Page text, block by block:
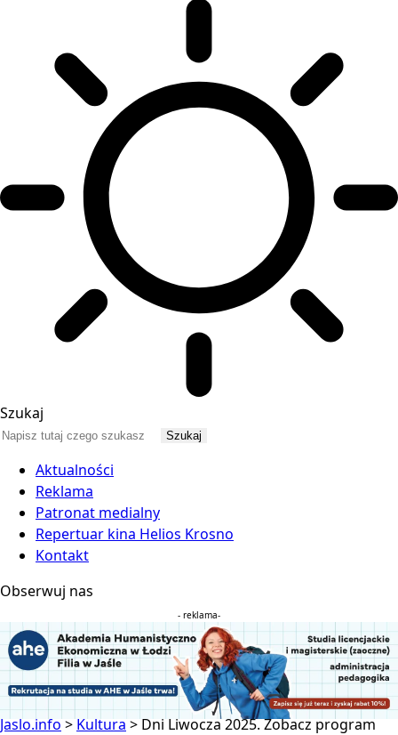
Szukaj
Aktualności
Reklama
Patronat medialny
Repertuar kina Helios Krosno
Kontakt
Obserwuj nas
- reklama-
Jaslo.info>Kultura>Dni Liwocza 2025. Zobacz program